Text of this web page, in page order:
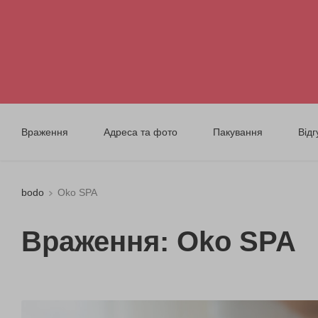
Враження Адреса та фото Пакування
bodo Oko SPA
Враження: Oko SPA